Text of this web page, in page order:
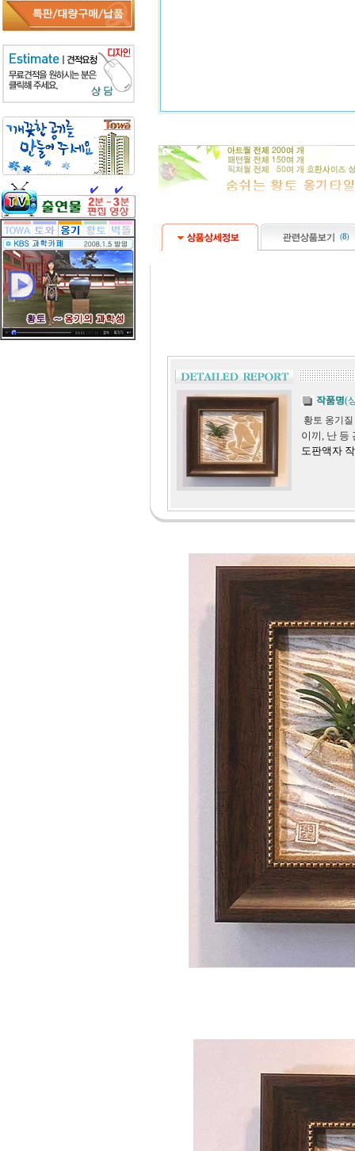
(8)
작품명(
황토 옹기
이끼, 난 등
도판액자